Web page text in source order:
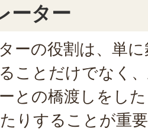
ーター
ーの役割は、単
ことだけでなく
との橋渡しをし
りすることが重